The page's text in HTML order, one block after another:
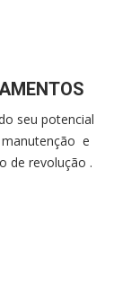
seu potencial
e
de revolução .